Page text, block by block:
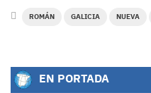
ROMÁN GALICIA NUEVA
EN PORTADA